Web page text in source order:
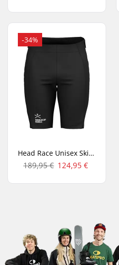
-34%
Head Race Unisex Ski Shorts
189,95 € 124,95 €